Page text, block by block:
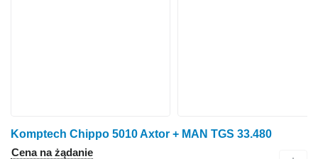
Komptech Chippo 5010 Axtor + MAN TGS 33.480
Cena na żądanie